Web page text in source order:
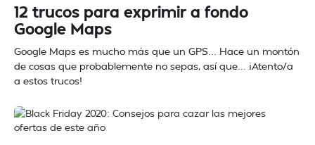
12 trucos para exprimir a fondo
Google Maps
Google Maps es mucho más que un GPS... Hace un montón
de cosas que probablemente no sepas, así que... ¡Atento/a
a estos trucos!